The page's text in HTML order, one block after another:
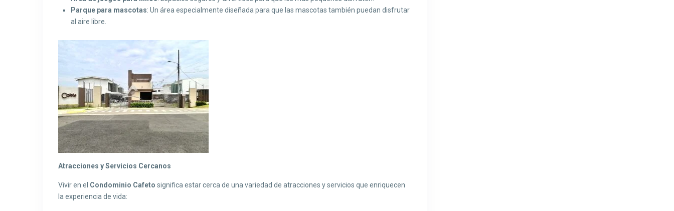
Parque para mascotas: Un área especialmente diseñada para que las mascotas también puedan disfrutar
al aire libre.
Atracciones y Servicios Cercanos
Vivir en el Condominio Cafeto significa estar cerca de una variedad de atracciones y servicios que enriquecen
la experiencia de vida: